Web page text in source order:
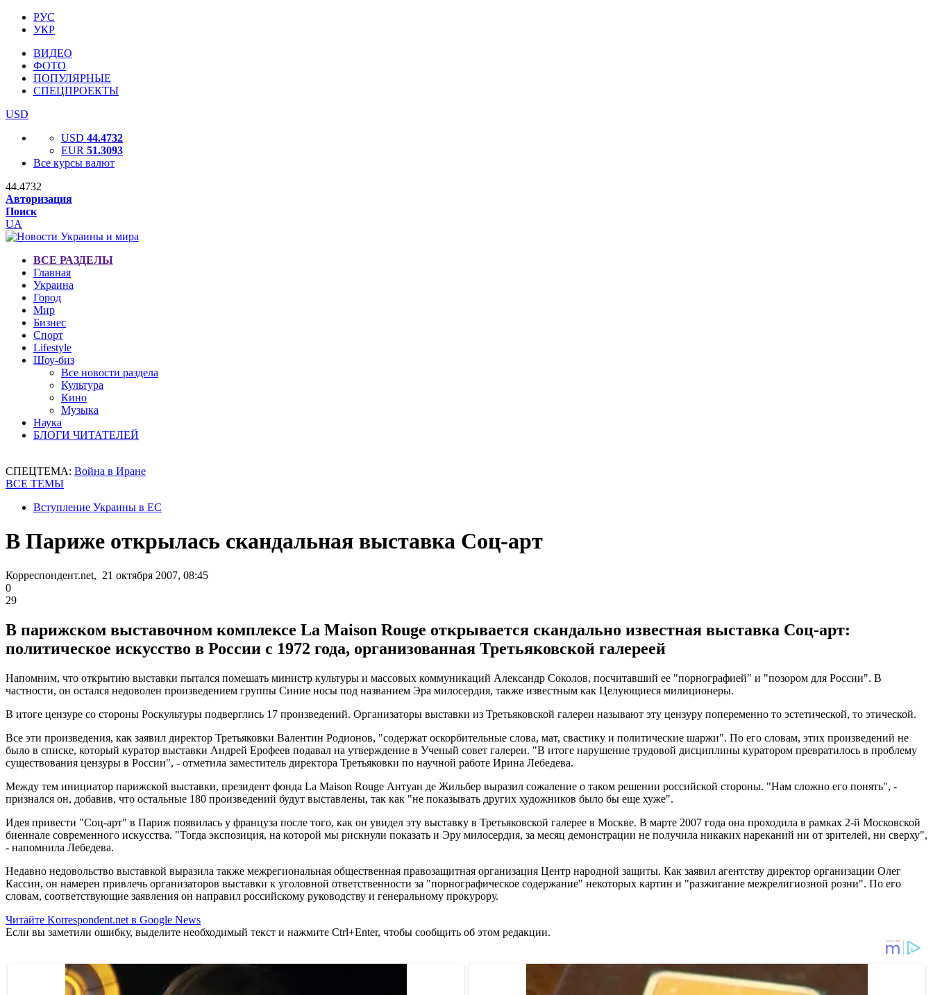
РУС
УКР
ВИДЕО
ФОТО
ПОПУЛЯРНЫЕ
СПЕЦПРОЕКТЫ
USD
USD 44.4732
EUR 51.3093
Все курсы валют
44.4732
Авторизация
Поиск
UA
ВСЕ РАЗДЕЛЫ
Главная
Украина
Город
Мир
Бизнес
Спорт
Lifestyle
Шоу-биз
Все новости раздела
Культура
Кино
Музыка
Наука
БЛОГИ ЧИТАТЕЛЕЙ
СПЕЦТЕМА: Война в Иране
ВСЕ ТЕМЫ
Вступление Украины в ЕС
В Париже открылась скандальная выставка Соц-арт
Корреспондент.net, 21 октября 2007, 08:45
0
29
В парижском выставочном комплексе La Maison Rouge открывается скандально известная выставка Соц-арт:
политическое искусство в России с 1972 года, организованная Третьяковской галереей
Напомним, что открытию выставки пытался помешать министр культуры и массовых коммуникаций Александр Соколов, посчитавший ее "порнографией" и "позором для России". В
частности, он остался недоволен произведением группы Синие носы под названием Эра милосердия, также известным как Целующиеся милиционеры.
В итоге цензуре со стороны Роскультуры подверглись 17 произведений. Организаторы выставки из Третьяковской галереи называют эту цензуру попеременно то эстетической, то этической.
Все эти произведения, как заявил директор Третьяковки Валентин Родионов, "содержат оскорбительные слова, мат, свастику и политические шаржи". По его словам, этих произведений не
было в списке, который куратор выставки Андрей Ерофеев подавал на утверждение в Ученый совет галереи. "В итоге нарушение трудовой дисциплины куратором превратилось в проблему
существования цензуры в России", - отметила заместитель директора Третьяковки по научной работе Ирина Лебедева.
Между тем инициатор парижской выставки, президент фонда La Maison Rouge Антуан де Жильбер выразил сожаление о таком решении российской стороны. "Нам сложно его понять", -
признался он, добавив, что остальные 180 произведений будут выставлены, так как "не показывать других художников было бы еще хуже".
Идея привеcти "Соц-арт" в Париж появилась у француза после того, как он увидел эту выставку в Третьяковской галерее в Москве. В марте 2007 года она проходила в рамках 2-й Московской
биеннале современного искусства. "Тогда экспозиция, на которой мы рискнули показать и Эру милосердия, за месяц демонстрации не получила никаких нареканий ни от зрителей, ни сверху",
- напомнила Лебедева.
Недавно недовольство выставкой выразила также межрегиональная общественная правозащитная организация Центр народной защиты. Как заявил агентству директор организации Олег
Кассин, он намерен привлечь организаторов выставки к уголовной ответственности за "порнографическое содержание" некоторых картин и "разжигание межрелигиозной розни". По его
словам, соответствующие заявления он направил российскому руководству и генеральному прокурору.
Читайте Korrespondent.net в Google News
Если вы заметили ошибку, выделите необходимый текст и нажмите Ctrl+Enter, чтобы сообщить об этом редакции.